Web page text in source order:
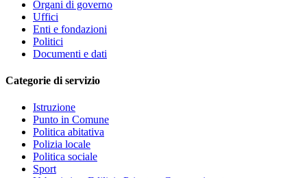
Organi di governo
Uffici
Enti e fondazioni
Politici
Documenti e dati
Categorie di servizio
Istruzione
Punto in Comune
Politica abitativa
Polizia locale
Politica sociale
Sport